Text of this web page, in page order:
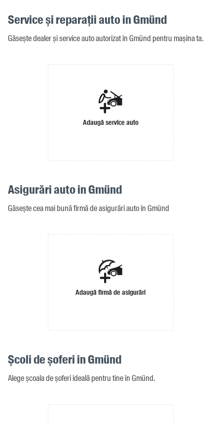
Service și reparații auto in Gmünd
Găsește dealer și service auto autorizat în Gmünd pentru mașina ta.
Adaugă service auto
Asigurări auto in Gmünd
Găsește cea mai bună firmă de asigurări auto în Gmünd
Adaugă firmă de asigurări
Școli de șoferi in Gmünd
Alege școala de șoferi ideală pentru tine în Gmünd.